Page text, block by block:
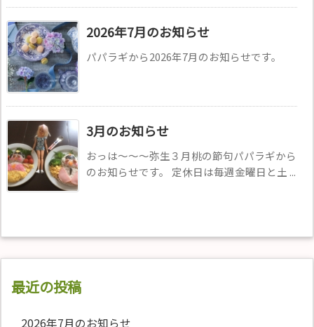
2026年7月のお知らせ
パパラギから2026年7月のお知らせです。
3月のお知らせ
おっは〜〜〜弥生３月桃の節句パパラギから
のお知らせです。 定休日は毎週金曜日と土 ...
最近の投稿
2026年7月のお知らせ